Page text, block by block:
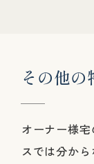
その他の
オーナー様
スでは分か